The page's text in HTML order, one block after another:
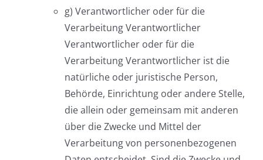
g) Verantwortlicher oder für die
Verarbeitung Verantwortlicher
Verantwortlicher oder für die
Verarbeitung Verantwortlicher ist die
natürliche oder juristische Person,
Behörde, Einrichtung oder andere Stelle,
die allein oder gemeinsam mit anderen
über die Zwecke und Mittel der
Verarbeitung von personenbezogenen